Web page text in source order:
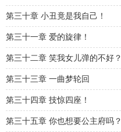
第三十章 小丑竟是我自己！
第三十一章 爱的旋律！
第三十二章 笑我女儿弹的不好？
第三十三章 一曲梦轮回
第三十四章 技惊四座！
第三十五章 你也想要公主府吗？